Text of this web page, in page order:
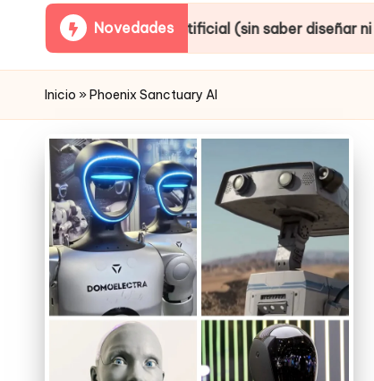
Novedades
artificial (sin saber diseñar ni producir)
Inicio »Phoenix Sanctuary AI